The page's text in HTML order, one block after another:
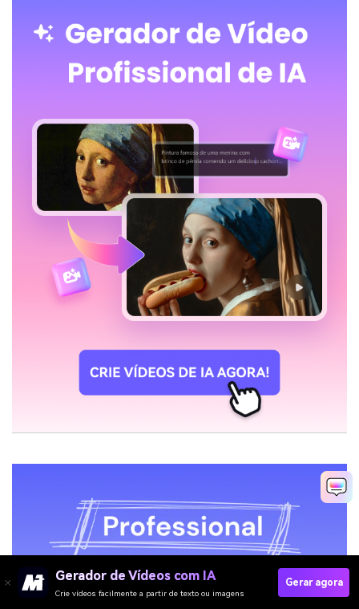
Gerador de Vídeos com IA
Crie vídeos facilmente a partir de texto ou imagens
Gerar agora